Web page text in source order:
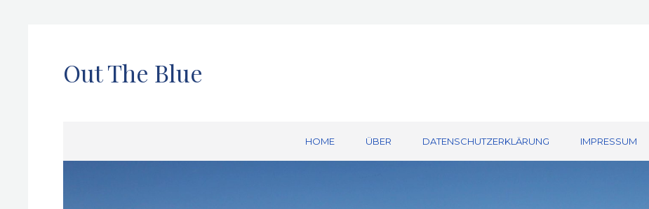
Out The Blue
HOME ÜBER DATENSCHUTZERKLÄRUNG IMPRESSUM